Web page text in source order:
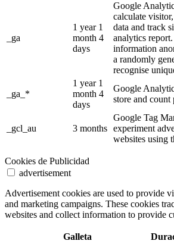
_ga
1 year 1
month 4
days
Google
calculate
data and track
analytics
information
a randomly
recognise
_ga_*
1 year 1
month 4
days
Google
store and count
_gcl_au 3 months
Google Tag
experiment
websites using
Cookies de Publicidad
advertisement
Advertisement cookies are used to provide
and marketing campaigns. These cookies
websites and collect information to provide
Galleta